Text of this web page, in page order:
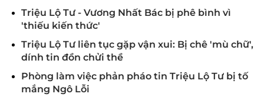
Triệu Lộ Tư - Vương Nhất Bác bị phê bình vì
'thiếu kiến thức'
Triệu Lộ Tư liên tục gặp vận xui: Bị chê 'mù chữ',
dính tin đồn chửi thề
Phòng làm việc phản pháo tin Triệu Lộ Tư bị tố
mắng Ngô Lỗi